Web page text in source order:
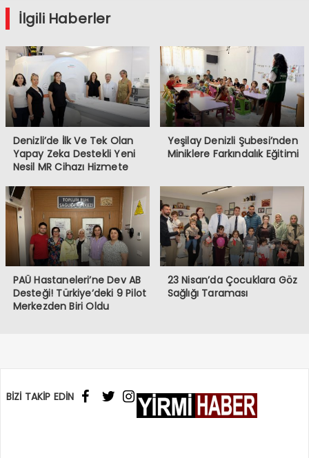
İlgili Haberler
Denizli’de İlk Ve Tek Olan
Yapay Zeka Destekli Yeni
Nesil MR Cihazı Hizmete
Yeşilay Denizli Şubesi’nden
Miniklere Farkındalık Eğitimi
PAÜ Hastaneleri’ne Dev AB
Desteği! Türkiye’deki 9 Pilot
Merkezden Biri Oldu
23 Nisan’da Çocuklara Göz
Sağlığı Taraması
BİZİ TAKİP EDİN